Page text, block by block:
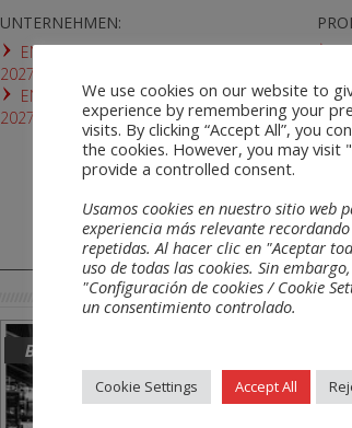
UNTERNEHMEN:
EN_ISO 9001_0.04.01106_2024-
2027.pdf
EN_ISO 14001_3.00.23022_2024-
2027.pdf
Bereiche
We use cookies on our website to
experience by remembering your
visits. By clicking “Accept All”, you
the cookies. However, you may visit
provide a controlled consent.
Usamos cookies en nuestro sitio web
experiencia más relevante
repetidas. Al hacer clic en "Aceptar
uso de todas las cookies. Sin
"Configuración de cookies / Cookie
un consentimiento controlado.
Cookie Settings Accept All